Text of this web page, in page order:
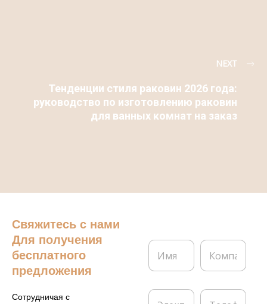
NEXT
Тенденции стиля раковин 2026 года:
руководство по изготовлению раковин
для ванных комнат на заказ
Свяжитесь с нами
Для получения
бесплатного
предложения
Сотрудничая с
И
я
К
м
а
Э
Т